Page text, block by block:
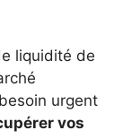
liquidité de
urgent
vos